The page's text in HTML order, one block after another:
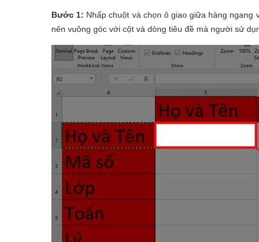
Bước 1: Nhấp chuột và chọn ô giao giữa hàng
nên vuông góc với cột và dòng tiêu đề mà người sử